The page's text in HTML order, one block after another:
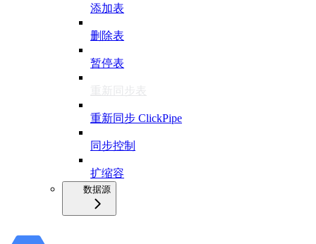
添加表
删除表
暂停表
重新同步表
重新同步 ClickPipe
同步控制
扩缩容
数据源